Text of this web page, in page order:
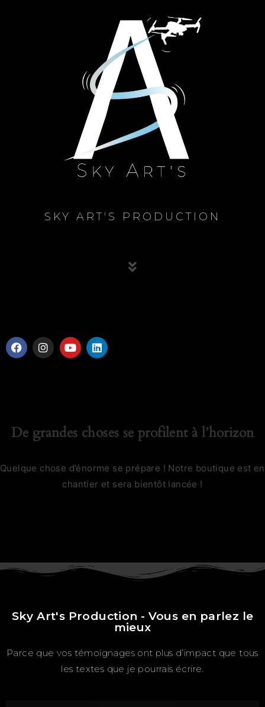
SKY ART'S PRODUCTION
De grandes choses se profilent à l’horizon
Quelque chose d’énorme se prépare ! Notre boutique est en
chantier et sera bientôt lancée !
Sky Art's Production - Vous en parlez le
mieux
Parce que vos témoignages ont plus d’impact que tous
les textes que je pourrais écrire.